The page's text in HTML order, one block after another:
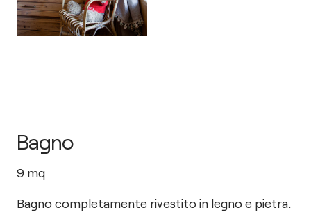
Bagno
9 mq
Bagno completamente rivestito in legno e pietra.